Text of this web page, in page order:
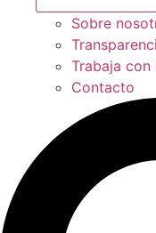
Sobre
Trabaja
Contacto